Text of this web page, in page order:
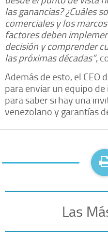
las ganancias? ¿Cuáles
comerciales y los
factores deben
decisión y comprender
las próximas décadas”,
Además de esto, el CEO
para enviar un equipo
para saber si hay una
venezolano y garantías
Las